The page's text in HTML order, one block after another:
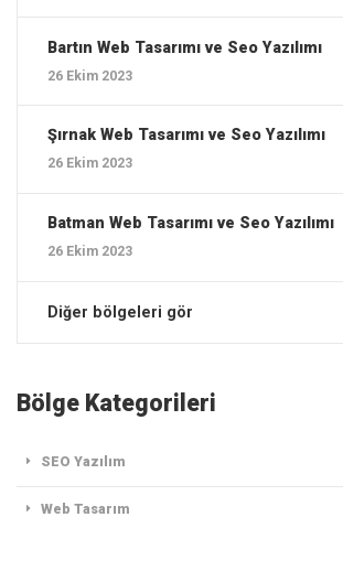
Bartın ‎Web Tasarımı ve Seo Yazılımı
26 Ekim 2023
Şırnak ‎Web Tasarımı ve Seo Yazılımı
26 Ekim 2023
Batman ‎Web Tasarımı ve Seo Yazılımı
26 Ekim 2023
Diğer bölgeleri gör
Bölge Kategorileri
SEO Yazılım
Web Tasarım